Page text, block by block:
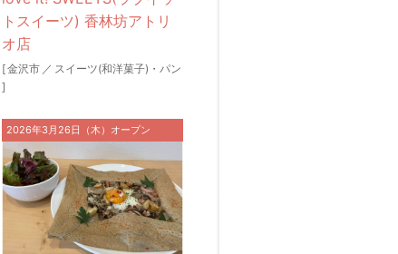
トスイーツ) 香林坊アトリ
オ店
[金沢市 ／ スイーツ(和洋菓子)・パン
]
2026年3月26日（木）オープン